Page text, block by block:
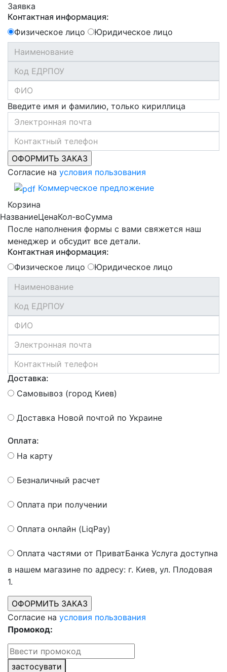
Заявка
Контактная информация:
Физическое лицо
Юридическое лицо
Введите имя и фамилию, только кириллица
Согласие на условия пользования
Коммерческое предложение
Корзина
НазваниеЦенаКол-воСумма
После наполнения формы с вами свяжется наш
менеджер и обсудит все детали.
Контактная информация:
Физическое лицо
Юридическое лицо
Доставка:
Самовывоз (город Киев)
Доставка Новой почтой по Украине
Оплата:
На карту
Безналичный расчет
Оплата при получении
Оплата онлайн (LiqPay)
Оплата частями от ПриватБанка Услуга доступна
в нашем магазине по адресу: г. Киев, ул. Плодовая
1.
Согласие на условия пользования
Промокод:
застосувати